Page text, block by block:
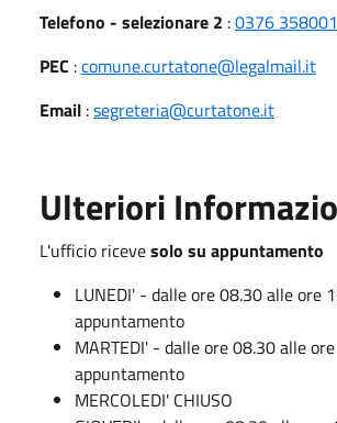
Telefono - selezionare 2 :0376 358001
PEC :comune.curtatone@legalmail.it
Email :segreteria@curtatone.it
Ulteriori
L'ufficio ricevesolo su appuntamento
LUNEDI' - dalle ore 08.30 alle ore
appuntamento
MARTEDI' - dalle ore 08.30 alle
appuntamento
MERCOLEDI' CHIUSO